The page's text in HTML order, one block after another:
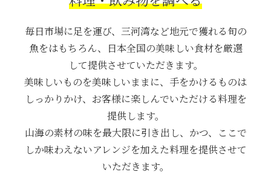
毎日市場に⾜を運び、三河湾など地元で獲れる旬の
⿂をはもちろん、⽇本全国の美味しい⾷材を厳選
して提供させていただきます。
美味しいものを美味しいままに、⼿をかけるものは
しっかりかけ、お客様に楽しんでいただける料理を
提供します。
⼭海の素材の味を最⼤限に引き出し、かつ、ここで
しか味わえないアレンジを加えた料理を提供させて
いただきます。